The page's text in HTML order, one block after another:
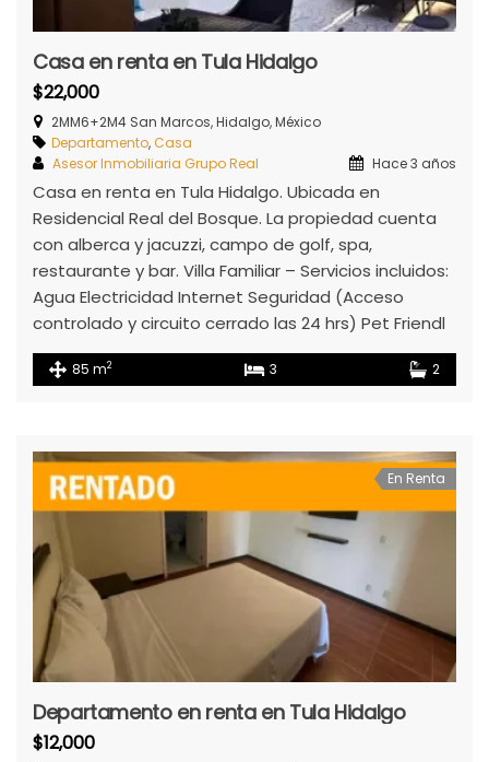
Casa en renta en Tula Hidalgo
$22,000
2MM6+2M4 San Marcos, Hidalgo, México
Departamento,Casa
Asesor Inmobiliaria Grupo Real
Hace 3 años
Casa en renta en Tula Hidalgo. Ubicada en
Residencial Real del Bosque. La propiedad cuenta
con alberca y jacuzzi, campo de golf, spa,
restaurante y bar. Villa Familiar – Servicios incluidos:
Agua Electricidad Internet Seguridad (Acceso
controlado y circuito cerrado las 24 hrs) Pet Friendl
85 m2 3 2
En Renta
Departamento en renta en Tula Hidalgo
$12,000